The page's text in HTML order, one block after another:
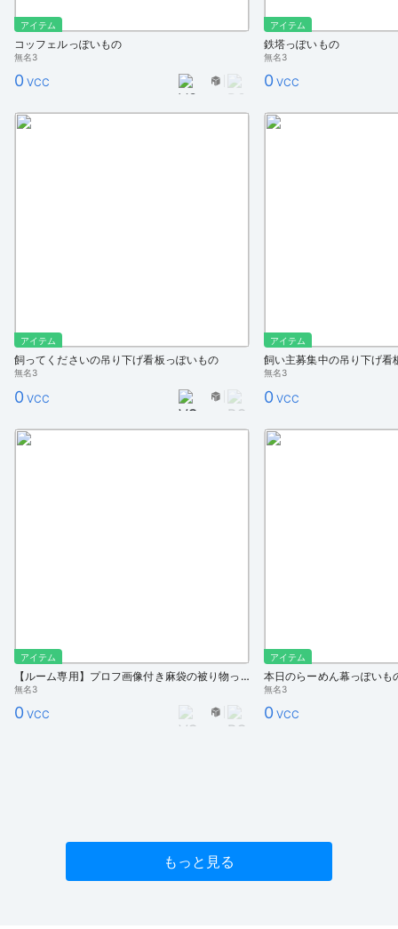
アイテム
コッフェルっぽいもの
無名3
0 VCC
アイテム
鉄塔っぽいもの
無名3
0 VCC
アイテム
飼ってくださいの吊り下げ看板っぽいもの
無名3
0 VCC
アイテム
飼い主募集中の吊り下げ看
無名3
0 VCC
アイテム
【ルーム専用】プロフ画像付き麻袋の被り物っぽいもの
無名3
0 VCC
アイテム
本日のらーめん幕っぽいも
無名3
0 VCC
もっと見る